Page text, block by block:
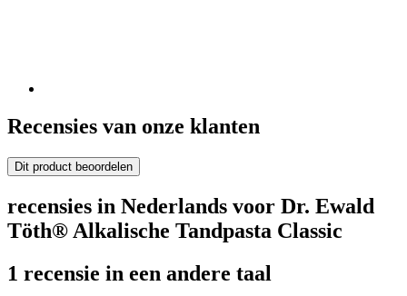
Recensies van onze klanten
Dit product beoordelen
recensies in Nederlands voor Dr. Ewald
Töth® Alkalische Tandpasta Classic
1 recensie in een andere taal